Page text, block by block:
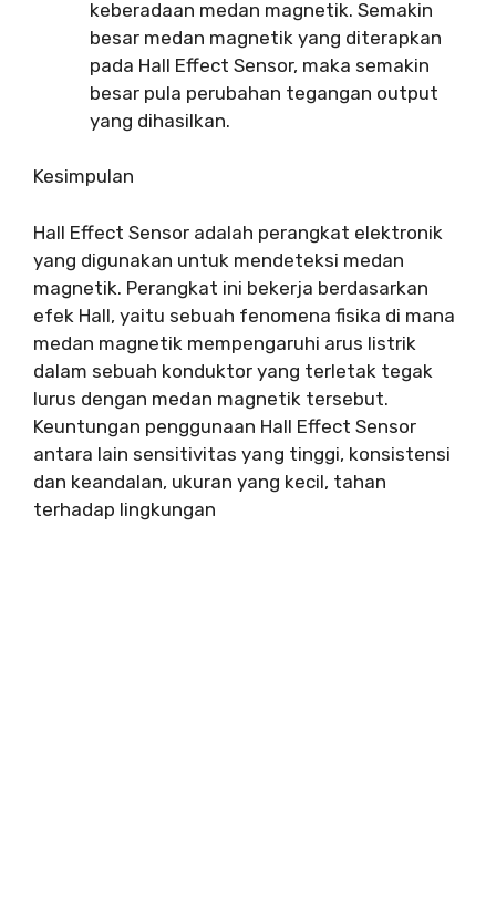
keberadaan medan magnetik. Semakin
besar medan magnetik yang diterapkan
pada Hall Effect Sensor, maka semakin
besar pula perubahan tegangan output
yang dihasilkan.
Kesimpulan
Hall Effect Sensor adalah perangkat elektronik
yang digunakan untuk mendeteksi medan
magnetik. Perangkat ini bekerja berdasarkan
efek Hall, yaitu sebuah fenomena fisika di mana
medan magnetik mempengaruhi arus listrik
dalam sebuah konduktor yang terletak tegak
lurus dengan medan magnetik tersebut.
Keuntungan penggunaan Hall Effect Sensor
antara lain sensitivitas yang tinggi, konsistensi
dan keandalan, ukuran yang kecil, tahan
terhadap lingkungan